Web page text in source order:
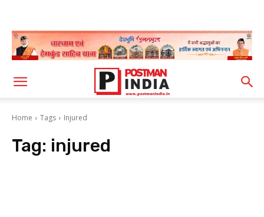
Home Tags Injured
Tag: injured